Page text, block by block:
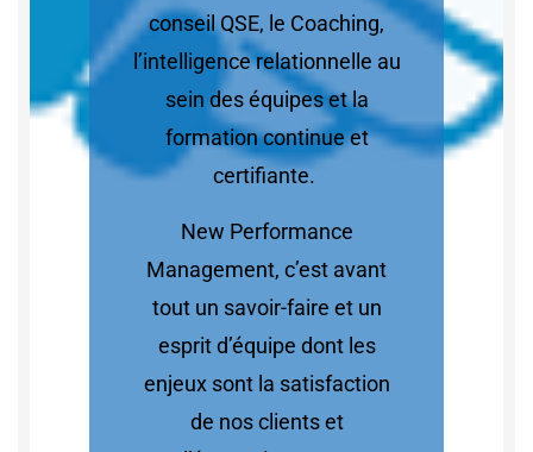
conseil QSE, le Coaching,
l’intelligence relationnelle au
sein des équipes et la
formation continue et
certifiante.
New Performance
Management, c’est avant
tout un savoir-faire et un
esprit d’équipe dont les
enjeux sont la satisfaction
de nos clients et